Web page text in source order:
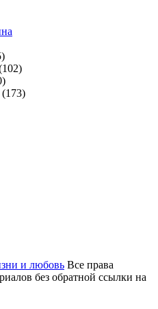
(173)
и любовь Все права
без обратной ссылки на